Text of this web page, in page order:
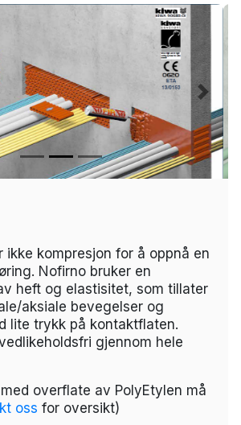
kompresjon for å oppnå en
Nofirno bruker en
heft og elastisitet, som tillater
aksiale bevegelser og
lite trykk på kontaktflaten.
gjennom hele
overflate av PolyEtylen må
Next